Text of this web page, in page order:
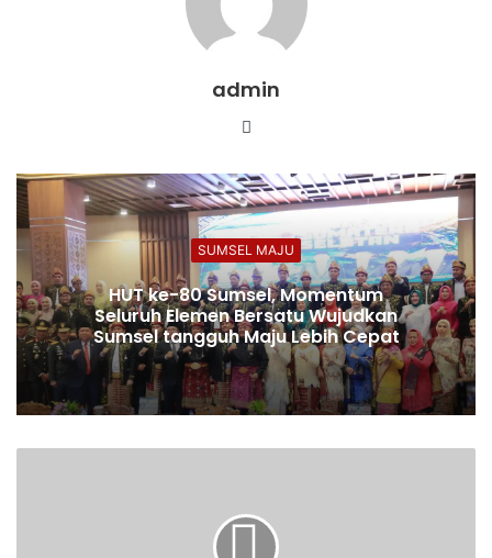
admin
Website
SUMSEL MAJU
HUT ke-80 Sumsel, Momentum
Seluruh Elemen Bersatu Wujudkan
Sumsel tangguh Maju Lebih Cepat